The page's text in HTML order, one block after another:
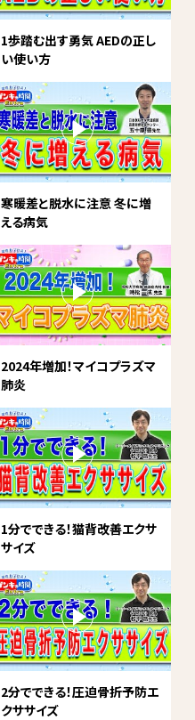
1歩踏む出す勇気 AEDの正し
い使い方
寒暖差と脱水に注意 冬に増
える病気
2024年増加！マイコプラズマ
肺炎
1分でできる！猫背改善エクサ
サイズ
2分でできる！圧迫骨折予防エ
クササイズ